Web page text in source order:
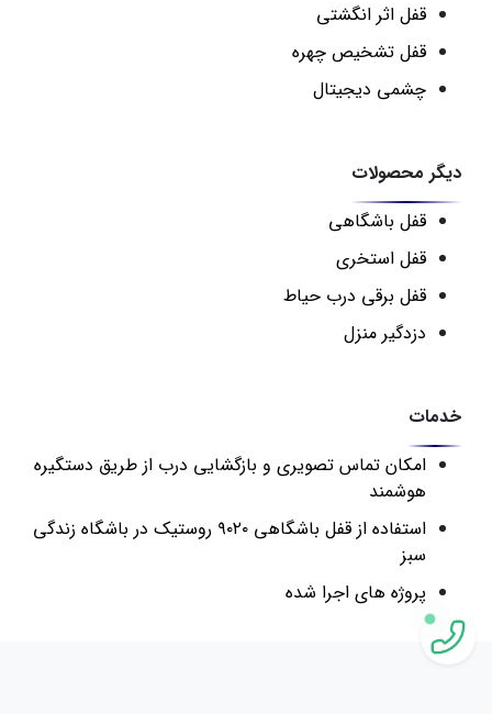
قفل اثر انگشتی
قفل تشخیص چهره
چشمی دیجیتال
دیگر محصولات
قفل باشگاهی
قفل استخری
قفل برقی درب حیاط
دزدگیر منزل
خدمات
امکان تماس تصویری و بازگشایی درب از طریق دستگیره
هوشمند
استفاده از قفل باشگاهی ۹۰۲۰ روستیک در باشگاه زندگی
سبز
پروژه های اجرا شده